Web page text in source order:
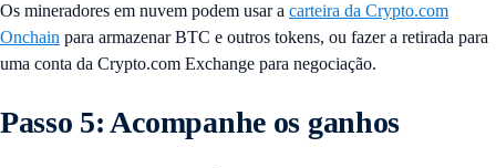
Os mineradores em nuvem podem usar a carteira da Crypto.com
Onchain para armazenar BTC e outros tokens, ou fazer a retirada para
uma conta da Crypto.com Exchange para negociação.
Passo 5: Acompanhe os ganhos